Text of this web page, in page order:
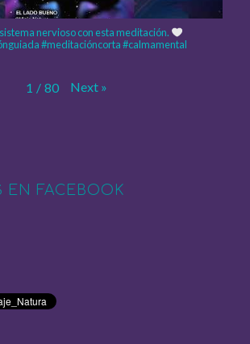
nervioso con esta meditación.
#meditacióncorta #calmamental
1 / 80 Next »
EN FACEBOOK